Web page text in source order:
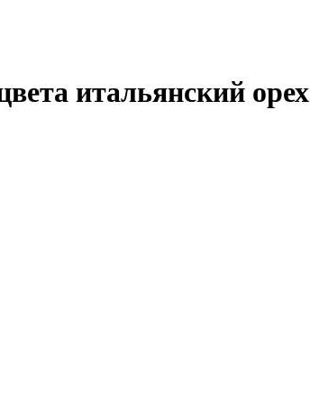
итальянский орех